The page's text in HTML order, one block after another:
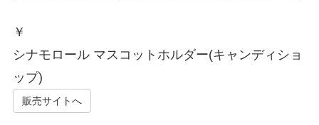
￥
シナモロール マスコットホルダー(キャンディショ
ップ)
販売サイトへ